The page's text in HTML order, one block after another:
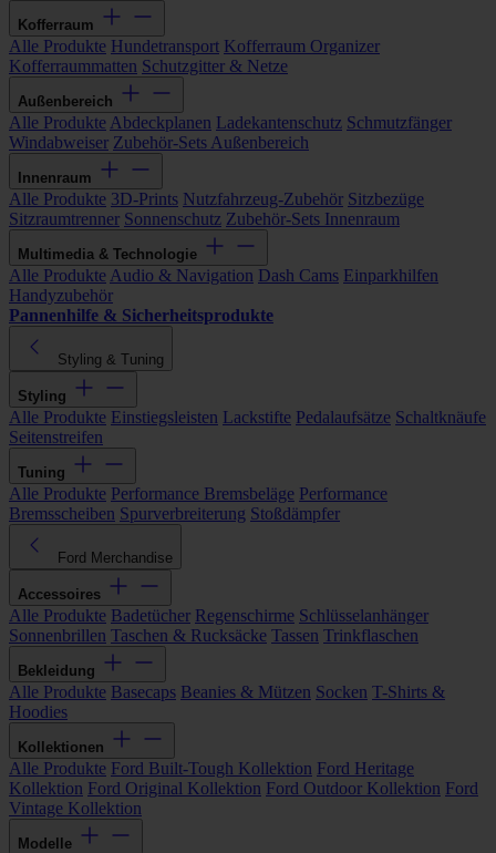
Kofferraum
Alle Produkte Hundetransport Kofferraum Organizer
Kofferraummatten Schutzgitter & Netze
Außenbereich
Alle Produkte Abdeckplanen Ladekantenschutz Schmutzfänger
Windabweiser Zubehör-Sets Außenbereich
Innenraum
Alle Produkte 3D-Prints Nutzfahrzeug-Zubehör Sitzbezüge
Sitzraumtrenner Sonnenschutz Zubehör-Sets Innenraum
Multimedia & Technologie
Alle Produkte Audio & Navigation Dash Cams Einparkhilfen
Handyzubehör
Pannenhilfe & Sicherheitsprodukte
Styling & Tuning
Styling
Alle Produkte Einstiegsleisten Lackstifte Pedalaufsätze Schaltknäufe
Seitenstreifen
Tuning
Alle Produkte Performance Bremsbeläge Performance
Bremsscheiben Spurverbreiterung Stoßdämpfer
Ford Merchandise
Accessoires
Alle Produkte Badetücher Regenschirme Schlüsselanhänger
Sonnenbrillen Taschen & Rucksäcke Tassen Trinkflaschen
Bekleidung
Alle Produkte Basecaps Beanies & Mützen Socken T-Shirts &
Hoodies
Kollektionen
Alle Produkte Ford Built-Tough Kollektion Ford Heritage
Kollektion Ford Original Kollektion Ford Outdoor Kollektion Ford
Vintage Kollektion
Modelle